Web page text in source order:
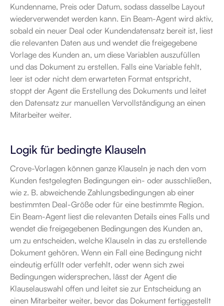
Kundenname, Preis oder Datum, sodass dasselbe Layout
wiederverwendet werden kann. Ein Beam-Agent wird aktiv,
sobald ein neuer Deal oder Kundendatensatz bereit ist, liest
die relevanten Daten aus und wendet die freigegebene
Vorlage des Kunden an, um diese Variablen auszufüllen
und das Dokument zu erstellen. Falls eine Variable fehlt,
leer ist oder nicht dem erwarteten Format entspricht,
stoppt der Agent die Erstellung des Dokuments und leitet
den Datensatz zur manuellen Vervollständigung an einen
Mitarbeiter weiter.
Logik für bedingte Klauseln
Crove-Vorlagen können ganze Klauseln je nach den vom
Kunden festgelegten Bedingungen ein- oder ausschließen,
wie z. B. abweichende Zahlungsbedingungen ab einer
bestimmten Deal-Größe oder für eine bestimmte Region.
Ein Beam-Agent liest die relevanten Details eines Falls und
wendet die freigegebenen Bedingungen des Kunden an,
um zu entscheiden, welche Klauseln in das zu erstellende
Dokument gehören. Wenn ein Fall eine Bedingung nicht
eindeutig erfüllt oder verfehlt, oder wenn sich zwei
Bedingungen widersprechen, lässt der Agent die
Klauselauswahl offen und leitet sie zur Entscheidung an
einen Mitarbeiter weiter, bevor das Dokument fertiggestellt